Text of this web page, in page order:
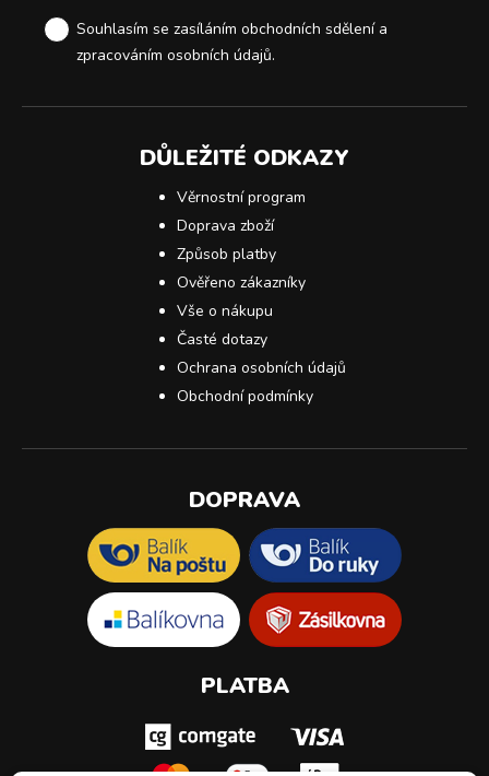
Souhlasím se zasíláním obchodních sdělení a
zpracováním osobních údajů.
DŮLEŽITÉ ODKAZY
Věrnostní program
Doprava zboží
Způsob platby
Ověřeno zákazníky
Vše o nákupu
Časté dotazy
Ochrana osobních údajů
Obchodní podmínky
DOPRAVA
PLATBA